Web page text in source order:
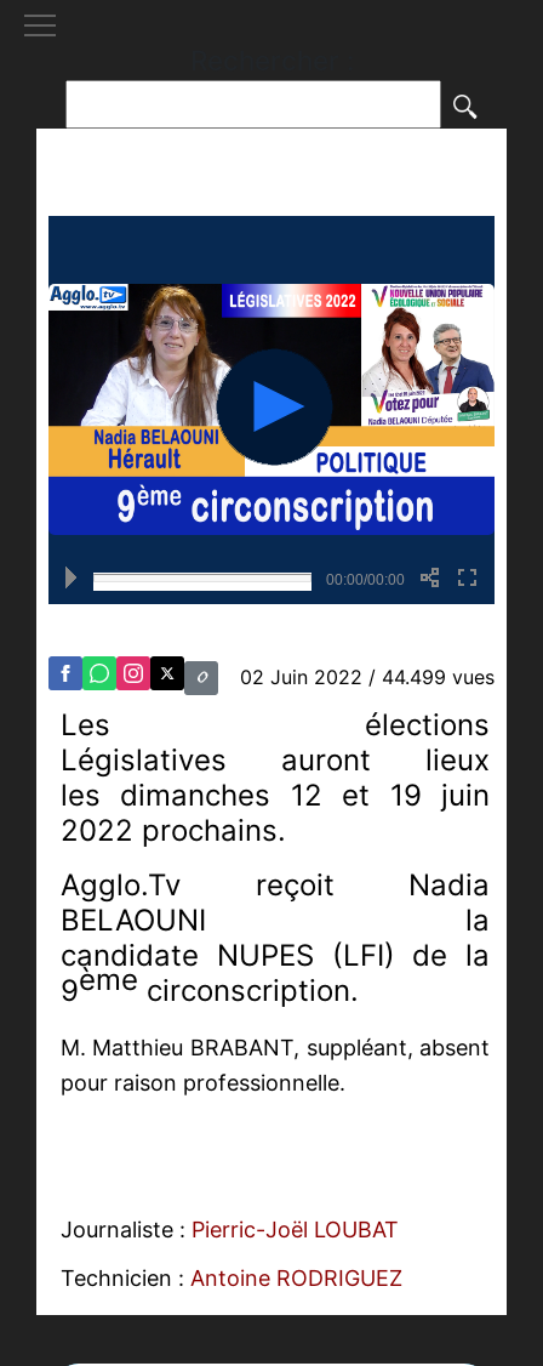
00:00/00:00
02 Juin 2022 / 44.499 vues
Les élections
Législatives auront lieux
les dimanches 12 et 19 juin
2022 prochains.
Agglo.Tv reçoit Nadia
BELAOUNI la
candidate NUPES (LFI) de la
9ème circonscription.
M. Matthieu BRABANT, suppléant, absent
pour raison professionnelle.
Journaliste : Pierric-Joël LOUBAT
Technicien : Antoine RODRIGUEZ